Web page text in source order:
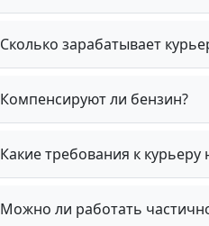
Сколько зарабатывает
Компенсируют ли бензин?
Какие требования к
Можно ли работать